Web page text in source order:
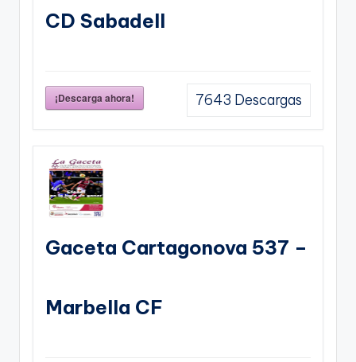
CD Sabadell
¡Descarga ahora! 7643 Descargas
Gaceta Cartagonova 537 –
Marbella CF